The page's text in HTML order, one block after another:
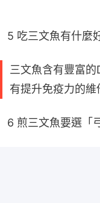
5 吃三文魚有什麼
三文魚含有豐富
有提升免疫力的維
6 煎三文魚要選「